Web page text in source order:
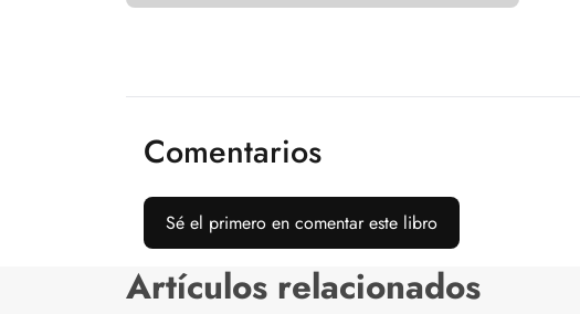
Comentarios
Sé el primero en comentar este libro
Artículos relacionados